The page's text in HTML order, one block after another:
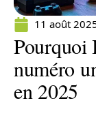
11 août
Pourquoi
numéro
en 2025